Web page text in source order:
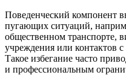
Поведенческий компонент
пугающих ситуаций,
общественном транспорте,
учреждения или контактов
Такое избегание часто
и профессиональным